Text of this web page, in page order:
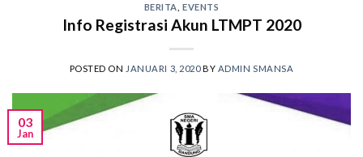
BERITA ,EVENTS
Info Registrasi Akun LTMPT 2020
POSTED ON JANUARI 3, 2020BY ADMIN SMANSA
03
Jan